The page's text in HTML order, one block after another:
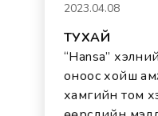
2023.04.08
ТУХАЙ
“Hansa”
оноос хойш
хамгийн том